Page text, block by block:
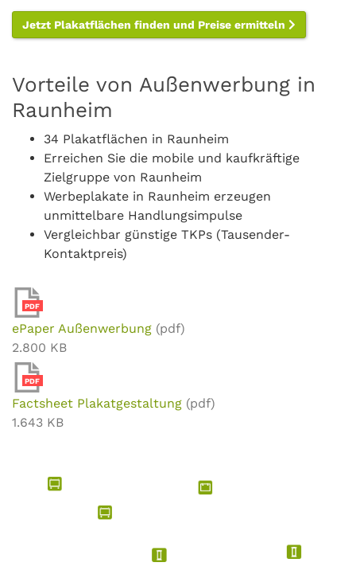
Jetzt Plakatflächen finden und Preise ermitteln
Vorteile von Außenwerbung in
Raunheim
34 Plakatflächen in Raunheim
Erreichen Sie die mobile und kaufkräftige
Zielgruppe von Raunheim
Werbeplakate in Raunheim erzeugen
unmittelbare Handlungsimpulse
Vergleichbar günstige TKPs (Tausender-
Kontaktpreis)
PDF
ePaper Außenwerbung (pdf)
2.800 KB
PDF
Factsheet Plakatgestaltung (pdf)
1.643 KB